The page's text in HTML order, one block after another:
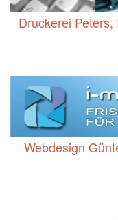
Druckerei
Webdesign